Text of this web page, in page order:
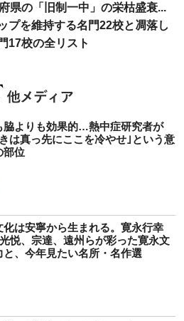
県の「旧制一中」の栄枯盛衰...
プを維持する名門22校と凋落し
17校の全リスト
脇よりも効果的…熱中症研究者が
は真っ先にここを冷やせ｣という意
部位
化は安寧から生まれる。寛永行幸
悦、宗達、遠州らが彩った寛永文
と、今年見たい名所・名作選